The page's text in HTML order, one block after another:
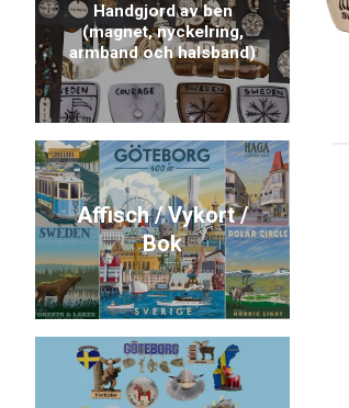
Handgjord av ben
(magnet, nyckelring,
armband och halsband)
Affisch / Vykort /
Bok